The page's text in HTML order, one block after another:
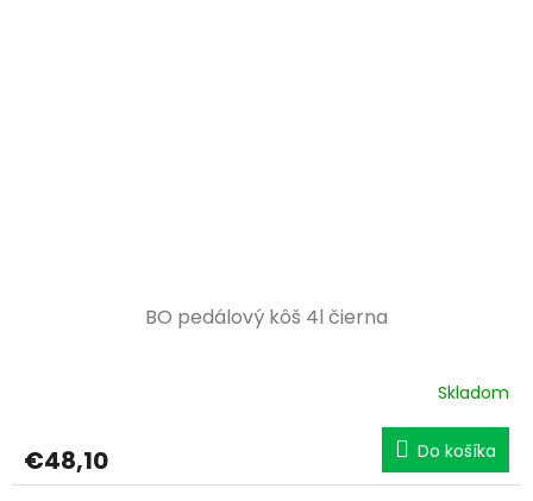
BO pedálový kôš 4l čierna
Skladom
€48,10 Do košíka